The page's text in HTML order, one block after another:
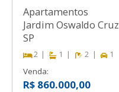
Apartamentos
Jardim Oswaldo Cruz
SP
2 1 2 1
Venda:
R$ 860.000,00